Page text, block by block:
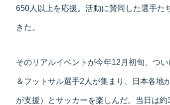
650人以上を応援。活動に賛同した選手た
きた。
そのリアルイベントが今年12月初旬、つ
＆フットサル選手2人が集まり、日本各地
が支援）とサッカーを楽しんだ。当日は